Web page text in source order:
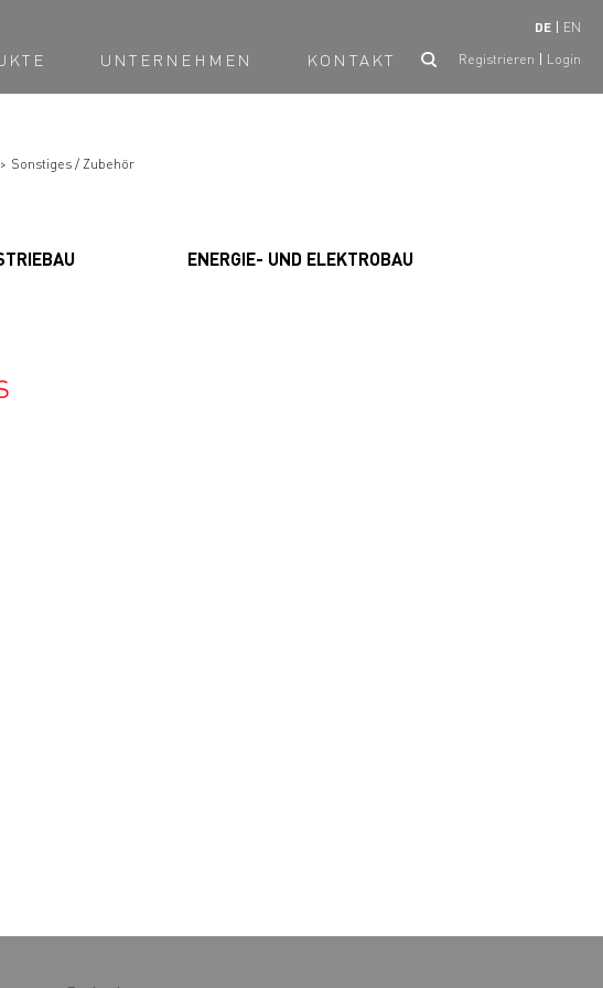
DE EN
UNTERNEHMEN KONTAKT Registrieren Login
Sonstiges / Zubehör
ENERGIE- UND ELEKTROBAU